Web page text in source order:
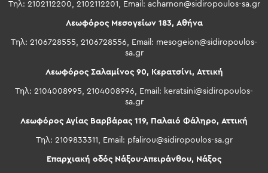
Τηλ: 2102112200, 2102112201, Email: acharnon@sidiropoulos-sa.gr
Λεωφόρος Μεσογείων 183, Αθήνα
Τηλ: 2106728555, 2106728556, Email: mesogeion@sidiropoulos-
sa.gr
Λεωφόρος Σαλαμίνος 90, Κερατσίνι, Αττική
Τηλ: 2104008995, 2104008996, Email: keratsini@sidiropoulos-
sa.gr
Λεωφόρος Αγίας Βαρβάρας 119, Παλαιό Φάληρο, Αττική
Τηλ: 2109833311, Email: pfalirou@sidiropoulos-sa.gr
Επαρχιακή οδός Νάξου-Απειράνθου, Νάξος